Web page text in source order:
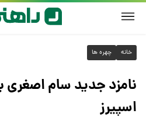
خانه چهره ها
نامزد جدید سام اصغری
اسپیرز